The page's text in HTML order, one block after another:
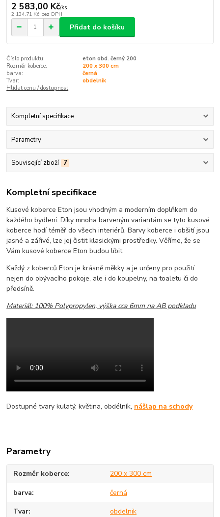
2 583,00 Kč/ks
2 134,71 Kč bez DPH
Přidat do košíku
Číslo produktu:
eton obd. černý 200
Rozměr koberce:
200 x 300 cm
barva:
černá
Tvar:
obdelnik
Hlídat cenu / dostupnost
Kompletní specifikace
Parametry
Související zboží 7
Kompletní specifikace
Kusové koberce Eton jsou vhodným a moderním doplňkem do
každého bydlení. Díky mnoha barveným variantám se tyto kusové
koberce hodí téměř do všech interiérů. Barvy koberce i obšití jsou
jasné a zářivé, lze jej čistit klasickými prostředky. Věříme, že se
Vám kusové koberce Eton budou líbit
Každý z koberců Eton je krásně měkky a je určeny pro použití
nejen do obývacího pokoje, ale i do koupelny, na toaletu či do
předsíně.
Materiál: 100% Polypropylen, výška cca 6mm na AB podkladu
Dostupné tvary kulatý, květina, obdélník, nášlap na schody
Parametry
Rozměr koberce 200 x 300 cm
barva černá
Tvar obdelnik